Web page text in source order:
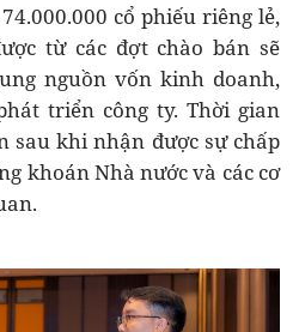
cổ phiếu riêng lẻ,
từ các đợt chào bán sẽ
nguồn vốn kinh doanh,
triển công ty. Thời gian
sau khi nhận được sự chấp
khoán Nhà nước và các cơ